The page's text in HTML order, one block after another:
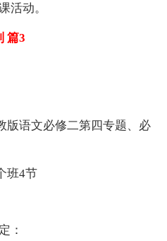
活动。
篇3
版语文必修二第四专题、必
班4节
：